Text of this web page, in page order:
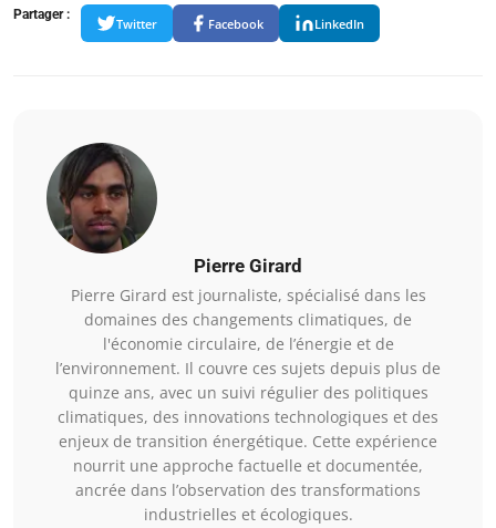
Partager :
Twitter Facebook LinkedIn
Pierre Girard
Pierre Girard est journaliste, spécialisé dans les
domaines des changements climatiques, de
l'économie circulaire, de l’énergie et de
l’environnement. Il couvre ces sujets depuis plus de
quinze ans, avec un suivi régulier des politiques
climatiques, des innovations technologiques et des
enjeux de transition énergétique. Cette expérience
nourrit une approche factuelle et documentée,
ancrée dans l’observation des transformations
industrielles et écologiques.